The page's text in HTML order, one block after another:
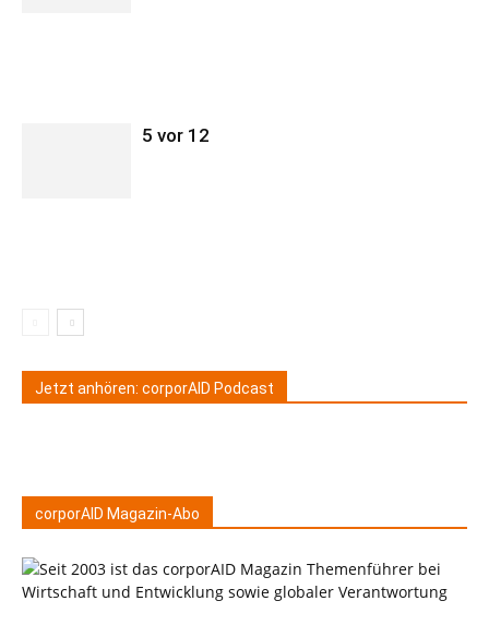
5 vor 12
Jetzt anhören: corporAID Podcast
corporAID Magazin-Abo